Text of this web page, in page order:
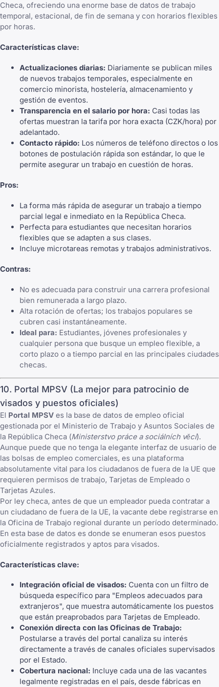
Checa, ofreciendo una enorme base de datos de trabajo
temporal, estacional, de fin de semana y con horarios flexibles
por horas.
Características clave:
Actualizaciones diarias: Diariamente se publican miles
de nuevos trabajos temporales, especialmente en
comercio minorista, hostelería, almacenamiento y
gestión de eventos.
Transparencia en el salario por hora: Casi todas las
ofertas muestran la tarifa por hora exacta (CZK/hora) por
adelantado.
Contacto rápido: Los números de teléfono directos o los
botones de postulación rápida son estándar, lo que le
permite asegurar un trabajo en cuestión de horas.
Pros:
La forma más rápida de asegurar un trabajo a tiempo
parcial legal e inmediato en la República Checa.
Perfecta para estudiantes que necesitan horarios
flexibles que se adapten a sus clases.
Incluye microtareas remotas y trabajos administrativos.
Contras:
No es adecuada para construir una carrera profesional
bien remunerada a largo plazo.
Alta rotación de ofertas; los trabajos populares se
cubren casi instantáneamente.
Ideal para: Estudiantes, jóvenes profesionales y
cualquier persona que busque un empleo flexible, a
corto plazo o a tiempo parcial en las principales ciudades
checas.
10. Portal MPSV (La mejor para patrocinio de
visados y puestos oficiales)
El Portal MPSV es la base de datos de empleo oficial
gestionada por el Ministerio de Trabajo y Asuntos Sociales de
la República Checa (Ministerstvo práce a sociálních věcí).
Aunque puede que no tenga la elegante interfaz de usuario de
las bolsas de empleo comerciales, es una plataforma
absolutamente vital para los ciudadanos de fuera de la UE que
requieren permisos de trabajo, Tarjetas de Empleado o
Tarjetas Azules.
Por ley checa, antes de que un empleador pueda contratar a
un ciudadano de fuera de la UE, la vacante debe registrarse en
la Oficina de Trabajo regional durante un período determinado.
En esta base de datos es donde se enumeran esos puestos
oficialmente registrados y aptos para visados.
Características clave:
Integración oficial de visados: Cuenta con un filtro de
búsqueda específico para "Empleos adecuados para
extranjeros", que muestra automáticamente los puestos
que están preaprobados para Tarjetas de Empleado.
Conexión directa con las Oficinas de Trabajo:
Postularse a través del portal canaliza su interés
directamente a través de canales oficiales supervisados
por el Estado.
Cobertura nacional: Incluye cada una de las vacantes
legalmente registradas en el país, desde fábricas en